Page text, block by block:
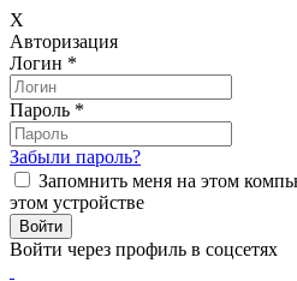
X
Авторизация
Логин *
Пароль *
Забыли пароль?
Запомнить меня на этом
этом устройстве
Войти через профиль в соцсетях